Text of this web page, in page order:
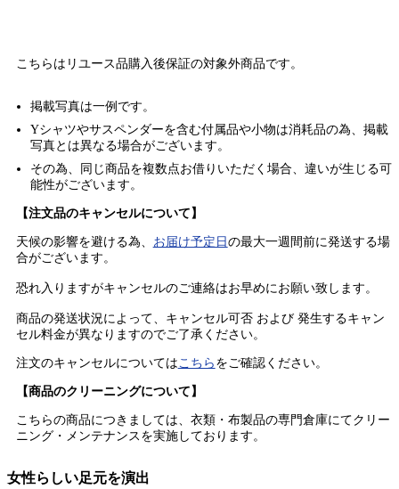
こちらはリユース品購入後保証の対象外商品です。
掲載写真は一例です。
Yシャツやサスペンダーを含む付属品や小物は消耗品の為、掲載
写真とは異なる場合がございます。
その為、同じ商品を複数点お借りいただく場合、違いが生じる可
能性がございます。
【注文品のキャンセルについて】
天候の影響を避ける為、 お届け予定日 の最大一週間前に発送する場
合がございます。
恐れ入りますがキャンセルのご連絡はお早めにお願い致します。
商品の発送状況によって、キャンセル可否 および 発生するキャン
セル料金が異なりますのでご了承ください。
注文のキャンセルについてはこちら をご確認ください。
【商品のクリーニングについて】
こちらの商品につきましては、衣類・布製品の専門倉庫にてクリー
ニング・メンテナンスを実施しております。
女性らしい足元を演出